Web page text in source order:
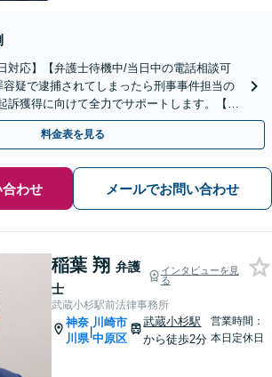
対応】【弁護士待機中/当日中の電話相談可
疑で逮捕されてしまったら刑事事件担当の
訴獲得に向けて全力でサポートします。【毎
【神奈川県全域対応】
料金表を見る
わせ メールでお問い合わせ
稲葉 翔 弁護
士
インタビューを見
る
武蔵小杉駅前法律事務所
神奈
川県
|
川崎市
中原区
武蔵小杉駅
から徒歩2分
営業時間：
本日定休日